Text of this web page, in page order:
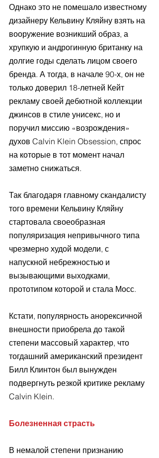
Однако это не помешало известному
дизайнеру Кельвину Кляйну взять на
вооружение возникший образ, а
хрупкую и андрогинную британку на
долгие годы сделать лицом своего
бренда. А тогда, в начале 90-х, он не
только доверил 18-летней Кейт
рекламу своей дебютной коллекции
джинсов в стиле унисекс, но и
поручил миссию «возрождения»
духов Calvin Klein Obsession, спрос
на которые в тот момент начал
заметно снижаться.
Так благодаря главному скандалисту
того времени Кельвину Кляйну
стартовала своеобразная
популяризация непривычного типа
чрезмерно худой модели, с
напускной небрежностью и
вызывающими выходками,
прототипом которой и стала Мосс.
Кстати, популярность анорексичной
внешности приобрела до такой
степени массовый характер, что
тогдашний американский президент
Билл Клинтон был вынужден
подвергнуть резкой критике рекламу
Calvin Klein.
Болезненная страсть
В немалой степени признанию